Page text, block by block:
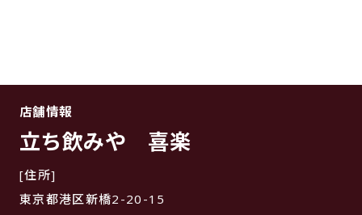
店舗情報
立ち飲みや 喜楽
[住所]
東京都港区新橋2-20-15